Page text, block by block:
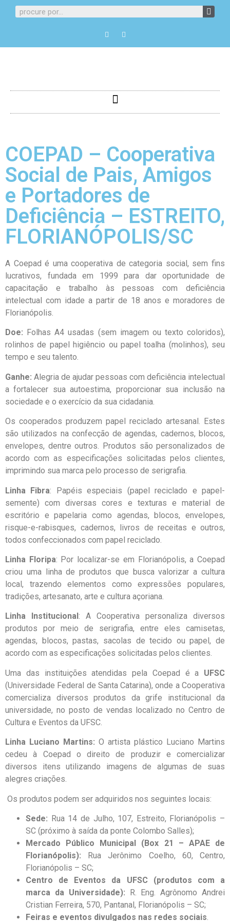
COEPAD – Cooperativa
Social de Pais, Amigos
e Portadores de
Deficiência – ESTREITO,
FLORIANÓPOLIS/SC
A Coepad é uma cooperativa de categoria social, sem fins
lucrativos, fundada em 1999 para dar oportunidade de
capacitação e trabalho às pessoas com deficiência
intelectual com idade a partir de 18 anos e moradores de
Florianópolis.
Doe: Folhas A4 usadas (sem imagem ou texto coloridos),
rolinhos de papel higiêncio ou papel toalha (molinhos), seu
tempo e seu talento.
Ganhe: Alegria de ajudar pessoas com deficiência intelectual
a fortalecer sua autoestima, proporcionar sua inclusão na
sociedade e o exercício da sua cidadania.
Os cooperados produzem papel reciclado artesanal. Estes
são utilizados na confecção de agendas, cadernos, blocos,
envelopes, dentre outros. Produtos são personalizados de
acordo com as especificações solicitadas pelos clientes,
imprimindo sua marca pelo processo de serigrafia.
Linha Fibra: Papéis especiais (papel reciclado e papel-
semente) com diversas cores e texturas e material de
escritório e papelaria como agendas, blocos, envelopes,
risque-e-rabisques, cadernos, livros de receitas e outros,
todos confeccionados com papel reciclado.
Linha Floripa: Por localizar-se em Florianópolis, a Coepad
criou uma linha de produtos que busca valorizar a cultura
local, trazendo elementos como expressões populares,
tradições, artesanato, arte e cultura açoriana.
Linha Institucional : A Cooperativa personaliza diversos
produtos por meio de serigrafia, entre eles camisetas,
agendas, blocos, pastas, sacolas de tecido ou papel, de
acordo com as especificações solicitadas pelos clientes.
Uma das instituições atendidas pela Coepad é a UFSC
(Universidade Federal de Santa Catarina), onde a Cooperativa
comercializa diversos produtos da grife institucional da
universidade, no posto de vendas localizado no Centro de
Cultura e Eventos da UFSC.
Linha Luciano Martins: O artista plástico Luciano Martins
cedeu à Coepad o direito de produzir e comercializar
diversos itens utilizando imagens de algumas de suas
alegres criações.
Os produtos podem ser adquiridos nos seguintes locais:
Sede: Rua 14 de Julho, 107, Estreito, Florianópolis –
SC (próximo à saída da ponte Colombo Salles);
Mercado Público Municipal (Box 21 – APAE de
Florianópolis): Rua Jerônimo Coelho, 60, Centro,
Florianópolis – SC;
Centro de Eventos da UFSC (produtos com a
marca da Universidade): R. Eng. Agrônomo Andrei
Cristian Ferreira, 570, Pantanal, Florianópolis – SC;
Feiras e eventos divulgados nas redes sociais.